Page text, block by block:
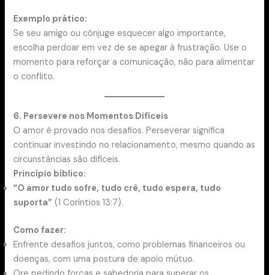
Exemplo prático:
Se seu amigo ou cônjuge esquecer algo importante,
escolha perdoar em vez de se apegar à frustração. Use o
momento para reforçar a comunicação, não para alimentar
o conflito.
6. Persevere nos Momentos Difíceis
O amor é provado nos desafios. Perseverar significa
continuar investindo no relacionamento, mesmo quando as
circunstâncias são difíceis.
Princípio bíblico:
“O amor tudo sofre, tudo crê, tudo espera, tudo
suporta” (1 Coríntios 13:7).
Como fazer:
Enfrente desafios juntos, como problemas financeiros ou
doenças, com uma postura de apoio mútuo.